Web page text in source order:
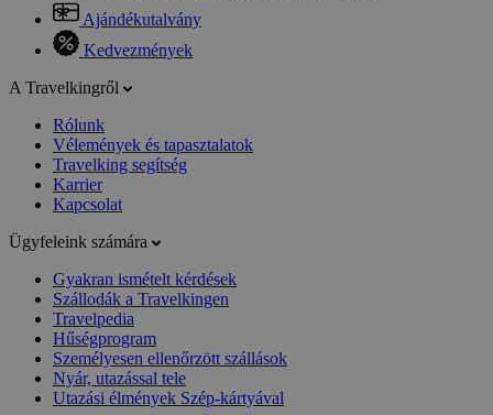
Ajándékutalvány
Kedvezmények
A Travelkingről
Rólunk
Vélemények és tapasztalatok
Travelking segítség
Karrier
Kapcsolat
Ügyfeleink számára
Gyakran ismételt kérdések
Szállodák a Travelkingen
Travelpedia
Hűségprogram
Személyesen ellenőrzött szállások
Nyár, utazással tele
Utazási élmények Szép-kártyával